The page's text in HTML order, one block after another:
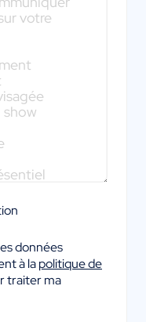
données
à lapolitique de
traiter ma